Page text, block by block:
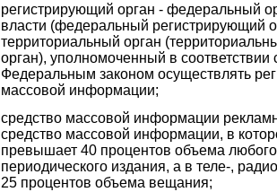
регистрирующий орган - федеральный
власти (федеральный регистрирующий
территориальный орган
орган), уполномоченный в
Федеральным законом осуществлять
массовой информации;
средство массовой информации
средство массовой информации, в
превышает 40 процентов объема
периодического издания, а в теле-,
25 процентов объема вещания;